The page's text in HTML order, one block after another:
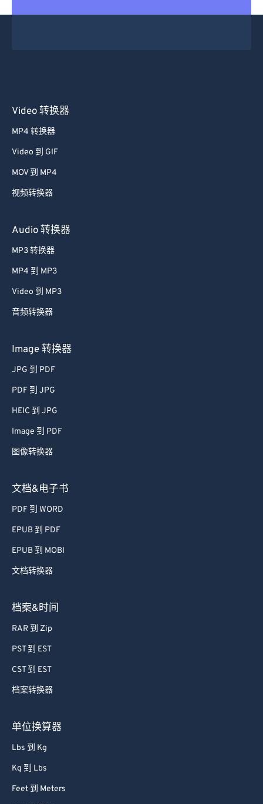
Video 转换器
MP4 转换器
Video 到 GIF
MOV 到 MP4
视频转换器
Audio 转换器
MP3 转换器
MP4 到 MP3
Video 到 MP3
音频转换器
Image 转换器
JPG 到 PDF
PDF 到 JPG
HEIC 到 JPG
Image 到 PDF
图像转换器
文档&电子书
PDF 到 WORD
EPUB 到 PDF
EPUB 到 MOBI
文档转换器
档案&时间
RAR 到 Zip
PST 到 EST
CST 到 EST
档案转换器
单位换算器
Lbs 到 Kg
Kg 到 Lbs
Feet 到 Meters